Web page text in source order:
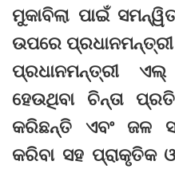
ମୁକାବିଲା ପାଇଁ
ଉପରେ
ପ୍ରଧାନମନ୍ତ୍ରୀ
ହେଉଥିବା ଚିନ୍ତା
କରିଛନ୍ତି ଏବଂ ଜଳ
କରିବା ସହ ପ୍ରାକୃତିକ